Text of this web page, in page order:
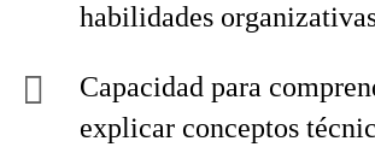
habilidades
Capacidad para
explicar conceptos